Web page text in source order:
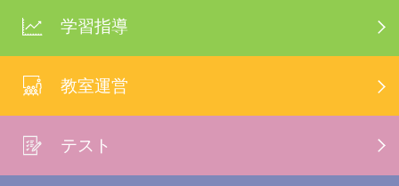
学習指導
教室運営
テスト